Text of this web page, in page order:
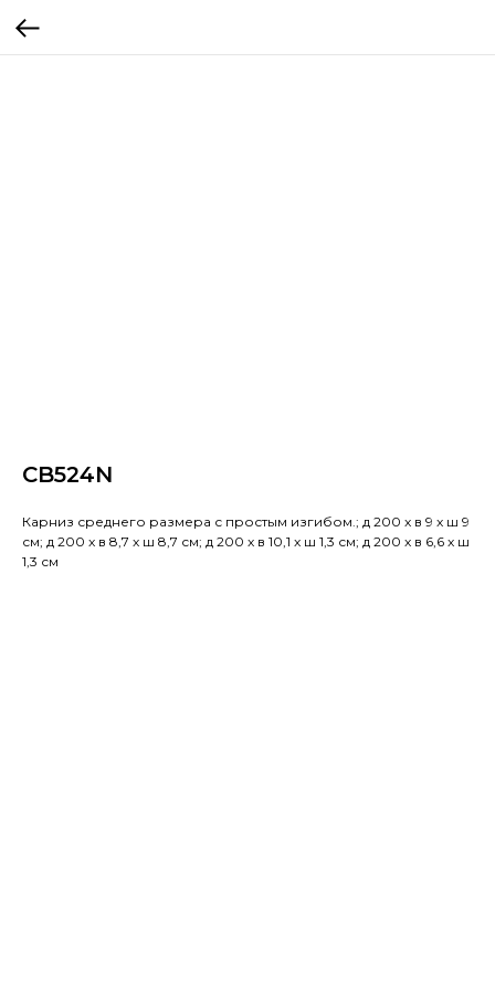
CB524N
Карниз среднего размера с простым изгибом.; д 200 x в 9 x ш 9
см; д 200 x в 8,7 x ш 8,7 см; д 200 x в 10,1 x ш 1,3 см; д 200 x в 6,6 x ш
1,3 см